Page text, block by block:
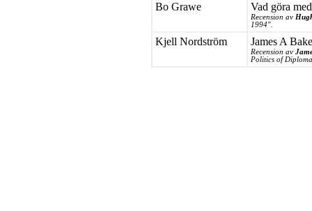
Bo Grawe Vad göra
Recension av
1994".
Kjell Nordström James A
Recension av
Politics of